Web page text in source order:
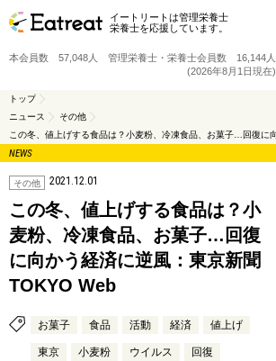
イートリートは管理栄養士
栄養士を応援しています。
本会員数 57,048人 管理栄養士・栄養士会員数 16,144人
(2026年8月1日現在)
トップ
ニュース
その他
NEWS
その他 2021.12.01
この冬、値上げする食品は？小
麦粉、冷凍食品、お菓子…回復
に向かう経済に逆風：東京新聞
TOKYO Web
お菓子 食品 活動 経済 値上げ
東京 小麦粉 ウイルス 回復